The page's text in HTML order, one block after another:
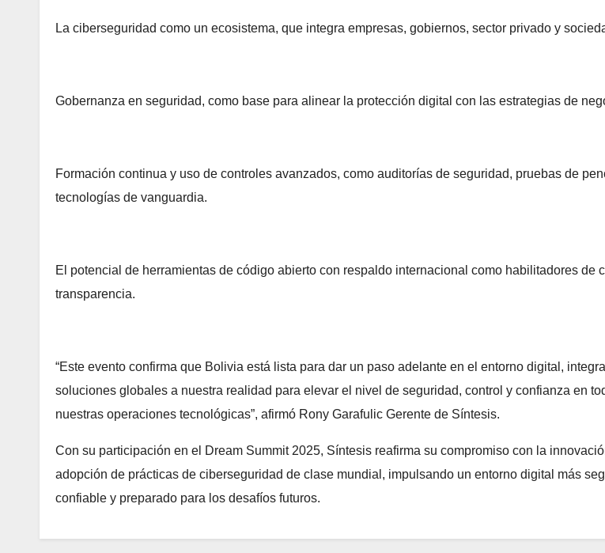
La ciberseguridad como un ecosistema, que integra empresas, gobiernos, sector privado y
Gobernanza en seguridad, como base para alinear la protección digital con las estrategias de
Formación continua y uso de controles avanzados, como auditorías de seguridad, pruebas de
tecnologías de vanguardia.
El potencial de herramientas de código abierto con respaldo internacional como habilitadores de
transparencia.
“Este evento confirma que Bolivia está lista para dar un paso adelante en el entorno digital,
soluciones globales a nuestra realidad para elevar el nivel de seguridad, control y confianza en
nuestras operaciones tecnológicas”, afirmó Rony Garafulic Gerente de Síntesis.
Con su participación en el Dream Summit 2025, Síntesis reafirma su compromiso con la
adopción de prácticas de ciberseguridad de clase mundial, impulsando un entorno digital más
confiable y preparado para los desafíos futuros.